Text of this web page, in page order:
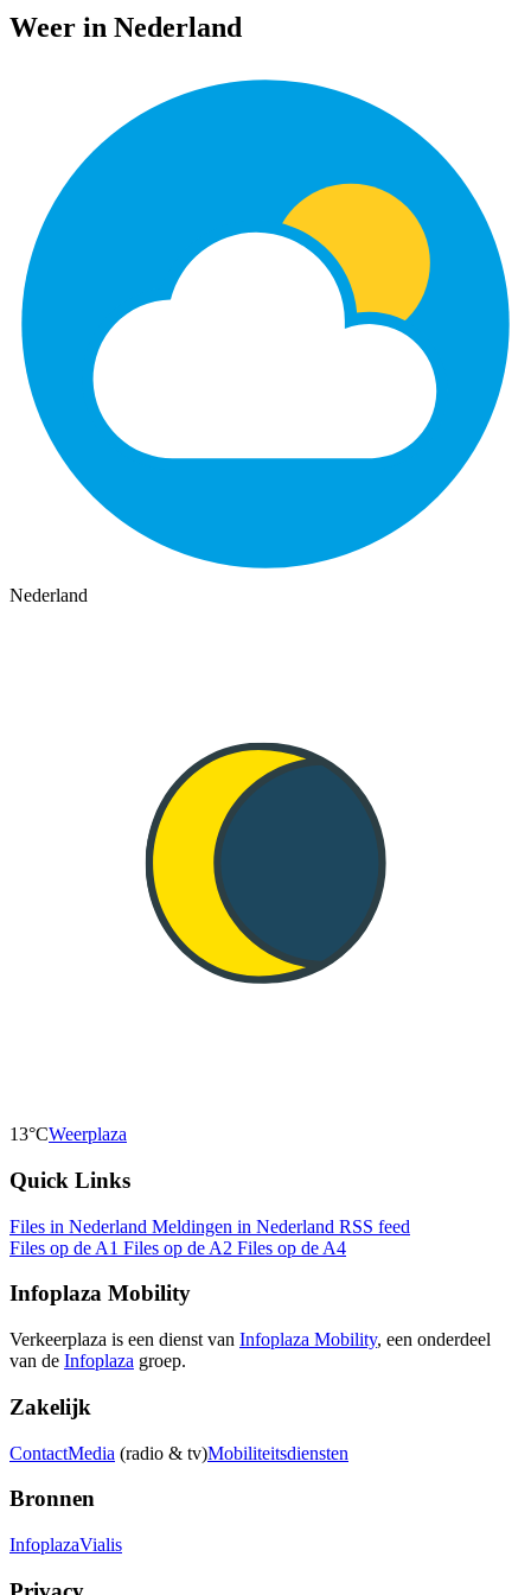
Weer in Nederland
Nederland
13°CWeerplaza
Quick Links
Files in Nederland Meldingen in Nederland RSS feed
Files op de A1 Files op de A2 Files op de A4
Infoplaza Mobility
Verkeerplaza is een dienst van Infoplaza Mobility, een onderdeel
van de Infoplaza groep.
Zakelijk
ContactMedia (radio & tv)Mobiliteitsdiensten
Bronnen
InfoplazaVialis